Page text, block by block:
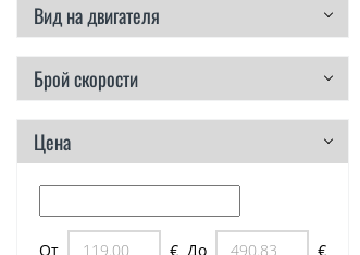
Вид на двигателя
Брой скорости
Цена
От € До €